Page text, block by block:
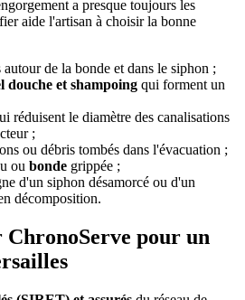
a presque toujours les
aide l'artisan à choisir la bonne
autour de la bonde et dans le siphon ;
douche et shampoing qui forment un
réduisent le diamètre des canalisations
;
ou débris tombés dans l'évacuation ;
ou bonde grippée ;
d'un siphon désamorcé ou d'un
décomposition.
pour un